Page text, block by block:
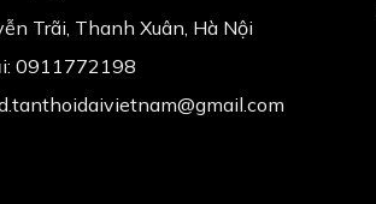
Trãi, Thanh Xuân, Hà Nội
0911772198